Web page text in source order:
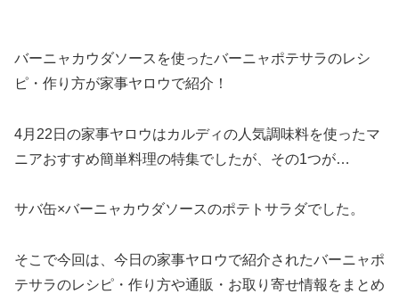
バーニャカウダソースを使ったバーニャポテサラのレシ
ピ・作り方が家事ヤロウで紹介！
4月22日の家事ヤロウはカルディの人気調味料を使ったマ
ニアおすすめ簡単料理の特集でしたが、その1つが…
サバ缶×バーニャカウダソースのポテトサラダでした。
そこで今回は、今日の家事ヤロウで紹介されたバーニャポ
テサラのレシピ・作り方や通販・お取り寄せ情報をまとめ